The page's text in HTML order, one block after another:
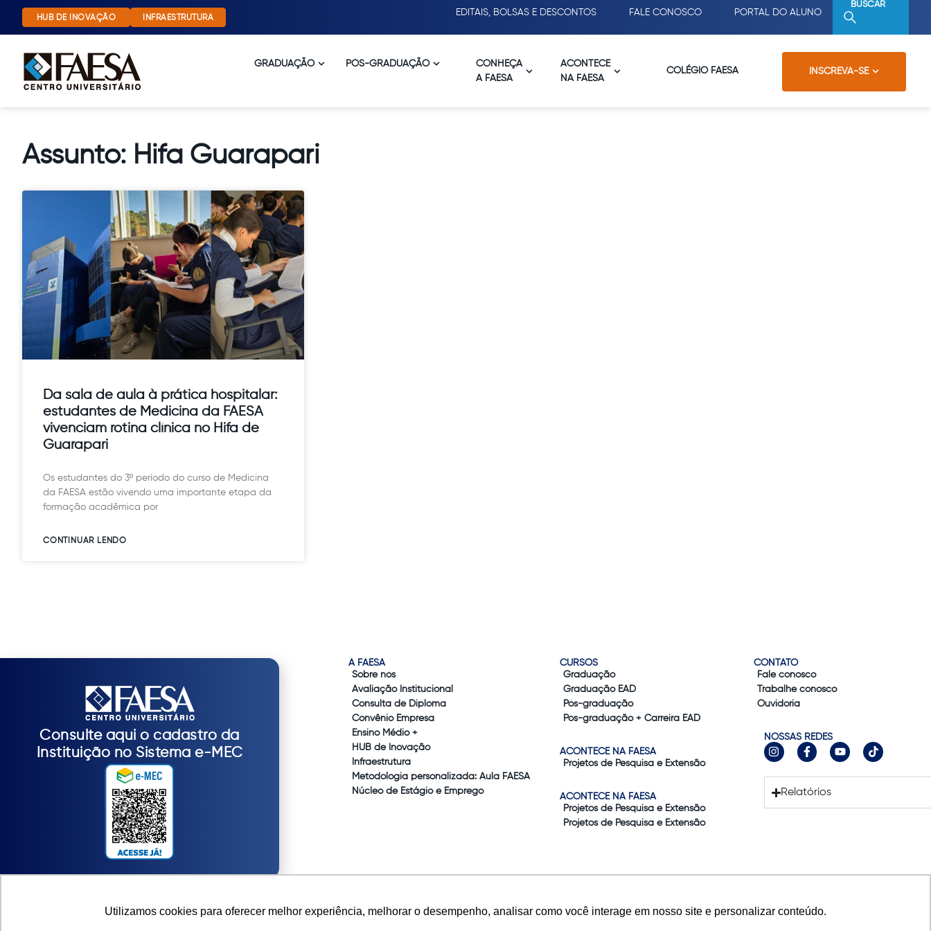
Utilizamos cookies para oferecer melhor experiência, melhorar o desempenho, analisar como você interage em nosso site e personalizar conteúdo.
HUB DE INOVAÇÃO INFRAESTRUTURA
EDITAIS, BOLSAS E DESCONTOS FALE CONOSCO PORTAL DO ALUNO
BUSCAR
GRADUAÇÃO PÓS-GRADUAÇÃO
INSCREVA-SE
CONHEÇA
A FAESA
ACONTECE
NA FAESA
COLÉGIO FAESA
Assunto: Hifa Guarapari
Da sala de aula à prática hospitalar:
estudantes de Medicina da FAESA
vivenciam rotina clínica no Hifa de
Guarapari
Os estudantes do 3º período do curso de Medicina
da FAESA estão vivendo uma importante etapa da
formação acadêmica por
CONTINUAR LENDO​
Consulte aqui o cadastro da
Instituição no Sistema e-MEC
A FAESA
Sobre nós
Avaliação Institucional
Consulta de Diploma
Convênio Empresa
Ensino Médio +
HUB de Inovação
Infraestrutura
Metodologia personalizada: Aula FAESA
Núcleo de Estágio e Emprego
CURSOS
Graduação
Graduação EAD
Pós-graduação
Pós-graduação + Carreira EAD
ACONTECE NA FAESA
Projetos de Pesquisa e Extensão
ACONTECE NA FAESA
Projetos de Pesquisa e Extensão
Projetos de Pesquisa e Extensão
CONTATO
Fale conosco
Trabalhe conosco
Ouvidoria
NOSSAS REDES
Relatórios